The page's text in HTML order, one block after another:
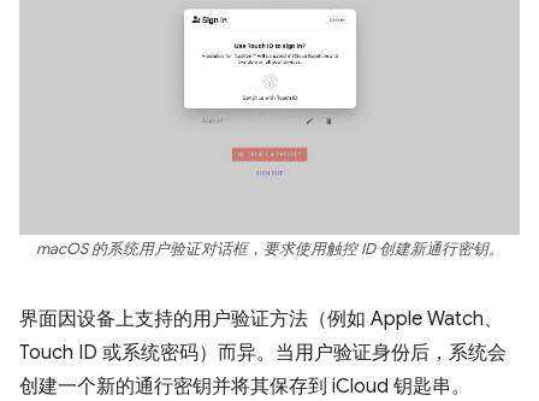
macOS 的系统用户验证对话框，要求使用触控 ID 创建新通行密钥。
界面因设备上支持的用户验证方法（例如 Apple Watch、
Touch ID 或系统密码）而异。当用户验证身份后，系统会
创建一个新的通行密钥并将其保存到 iCloud 钥匙串。